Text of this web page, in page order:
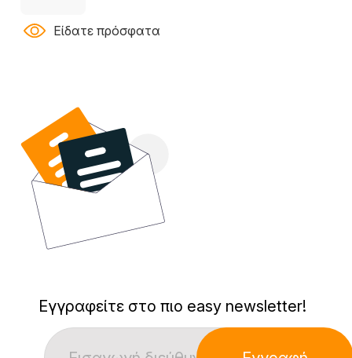
Είδατε πρόσφατα
Εγγραφείτε στο πιο easy newsletter!